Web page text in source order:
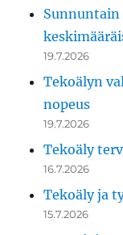
Sunnuntain
19.7.2026
Tekoälyn
nopeus
19.7.2026
Tekoäly
16.7.2026
Tekoäly ja
15.7.2026